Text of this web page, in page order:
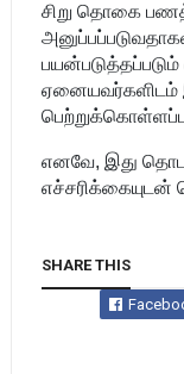
சிறு தொகை
ஏனையவர்களிடம்
எனவே, இது
எச்சரிக்கையுடன்
SHARE THIS